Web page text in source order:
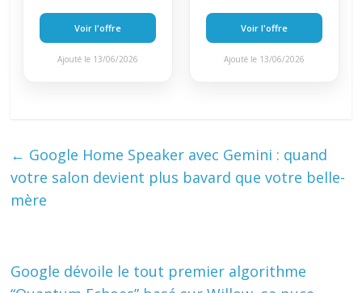
Voir l'offre
Ajouté le 13/06/2026
Voir l'offre
Ajouté le 13/06/2026
← Google Home Speaker avec Gemini : quand
votre salon devient plus bavard que votre belle-
mère
Google dévoile le tout premier algorithme